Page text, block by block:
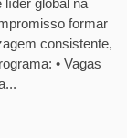
líder global na
formar
consistente,
• Vagas